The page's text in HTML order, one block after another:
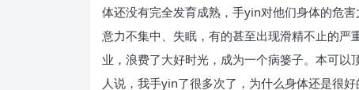
体还没有完全发育成熟，手yin对他们身体的危
意力不集中、失眠，有的甚至出现滑精不止的
业，浪费了大好时光，成为一个病篓子。本可
人说，我手yin了很多次了，为什么身体还是很